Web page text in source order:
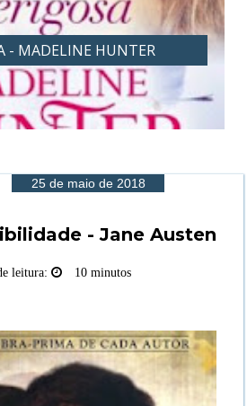
- MADELINE HUNTER
25 de maio de 2018
- Jane Austen
leitura: 10 minutos